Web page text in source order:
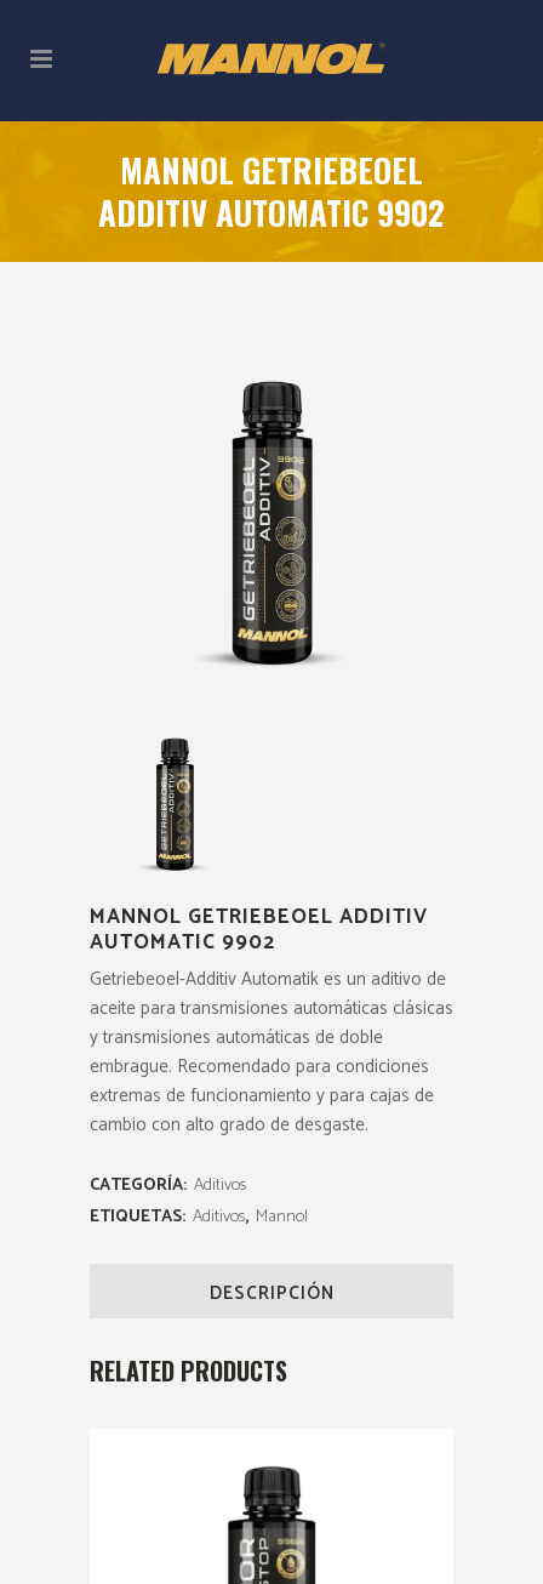
MANNOL GETRIEBEOEL
ADDITIV AUTOMATIC 9902
MANNOL GETRIEBEOEL ADDITIV
AUTOMATIC 9902
Getriebeoel-Additiv Automatik es un aditivo de
aceite para transmisiones automáticas clásicas
y transmisiones automáticas de doble
embrague. Recomendado para condiciones
extremas de funcionamiento y para cajas de
cambio con alto grado de desgaste.
CATEGORÍA: Aditivos
ETIQUETAS: Aditivos, Mannol
DESCRIPCIÓN
RELATED PRODUCTS